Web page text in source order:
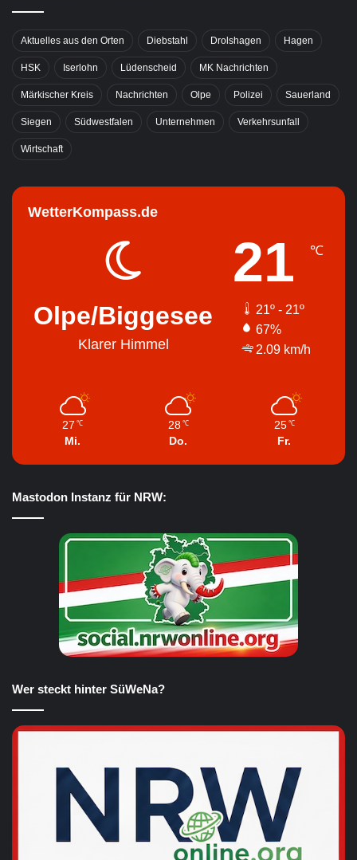
Aktuelles aus den Orten Diebstahl Drolshagen Hagen
HSK Iserlohn Lüdenscheid MK Nachrichten
Märkischer Kreis Nachrichten Olpe Polizei Sauerland
Siegen Südwestfalen Unternehmen Verkehrsunfall
Wirtschaft
WetterKompass.de
Olpe/Biggesee
Klarer Himmel
21 ℃
21º - 21º
67%
2.09 km/h
27 ℃
Mi.
28 ℃
Do.
25 ℃
Fr.
Mastodon Instanz für NRW:
Wer steckt hinter SüWeNa?